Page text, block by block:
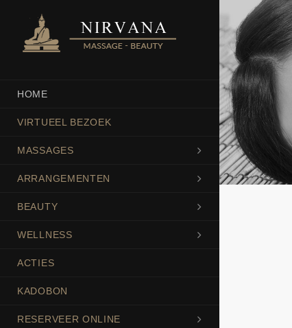
HOME
VIRTUEEL BEZOEK
MASSAGES
ARRANGEMENTEN
BEAUTY
WELLNESS
ACTIES
KADOBON
RESERVEER ONLINE